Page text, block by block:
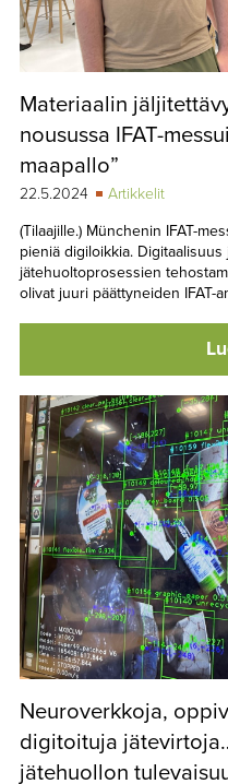
Materiaalin
nousussa IFAT-
maapallo”
22.5.2024
Artikkelit
(Tilaajille.) Münchenin IFAT-
pieniä digiloikkia.
jätehuoltoprosessien
olivat juuri päättyneiden IFAT-
Neuroverkkoja,
digitoituja
jätehuollon